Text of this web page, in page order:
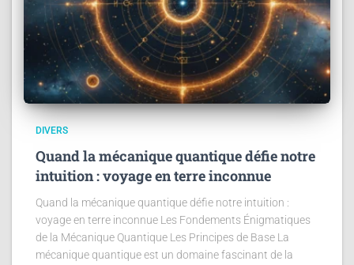
DIVERS
Quand la mécanique quantique défie notre
intuition : voyage en terre inconnue
Quand la mécanique quantique défie notre intuition :
voyage en terre inconnue Les Fondements Énigmatiques
de la Mécanique Quantique Les Principes de Base La
mécanique quantique est un domaine fascinant de la